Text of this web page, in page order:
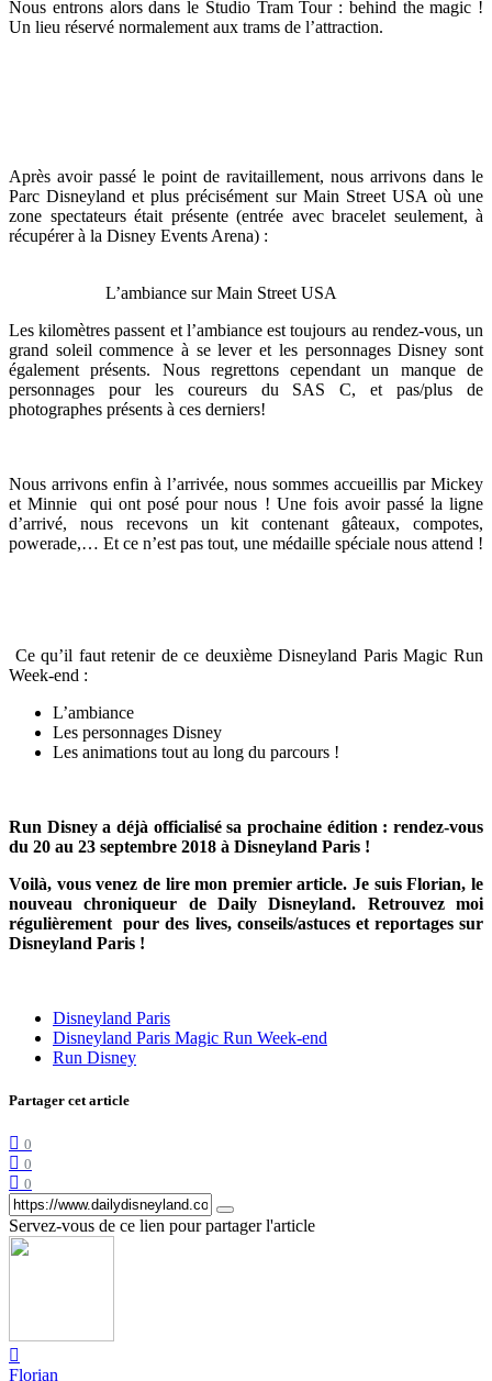
Nous entrons alors dans le Studio Tram Tour : behind the magic !
Un lieu réservé normalement aux trams de l’attraction.
Après avoir passé le point de ravitaillement, nous arrivons dans le
Parc Disneyland et plus précisément sur Main Street USA où une
zone spectateurs était présente (entrée avec bracelet seulement, à
récupérer à la Disney Events Arena) :
L’ambiance sur Main Street USA
Les kilomètres passent et l’ambiance est toujours au rendez-vous, un
grand soleil commence à se lever et les personnages Disney sont
également présents. Nous regrettons cependant un manque de
personnages pour les coureurs du SAS C, et pas/plus de
photographes présents à ces derniers!
Nous arrivons enfin à l’arrivée, nous sommes accueillis par Mickey
et Minnie qui ont posé pour nous ! Une fois avoir passé la ligne
d’arrivé, nous recevons un kit contenant gâteaux, compotes,
powerade,… Et ce n’est pas tout, une médaille spéciale nous attend !
Ce qu’il faut retenir de ce deuxième Disneyland Paris Magic Run
Week-end :
L’ambiance
Les personnages Disney
Les animations tout au long du parcours !
Run Disney a déjà officialisé sa prochaine édition : rendez-vous
du 20 au 23 septembre 2018 à Disneyland Paris !
Voilà, vous venez de lire mon premier article. Je suis Florian, le
nouveau chroniqueur de Daily Disneyland. Retrouvez moi
régulièrement pour des lives, conseils/astuces et reportages sur
Disneyland Paris !
Disneyland Paris
Disneyland Paris Magic Run Week-end
Run Disney
Partager cet article
0
0
0
Servez-vous de ce lien pour partager l'article
Florian